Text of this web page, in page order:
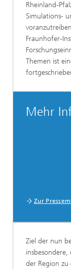
Rheinland-
Simulations-
Fraunhofer-
Themen ist
Mehr
Zur
Ziel der nun
der Region